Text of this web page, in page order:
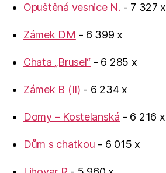
Opuštěná vesnice N. - 7 327 x
Zámek DM - 6 399 x
Chata „Brusel“ - 6 285 x
Zámek B (II) - 6 234 x
Domy – Kostelanská - 6 216 x
Dům s chatkou - 6 015 x